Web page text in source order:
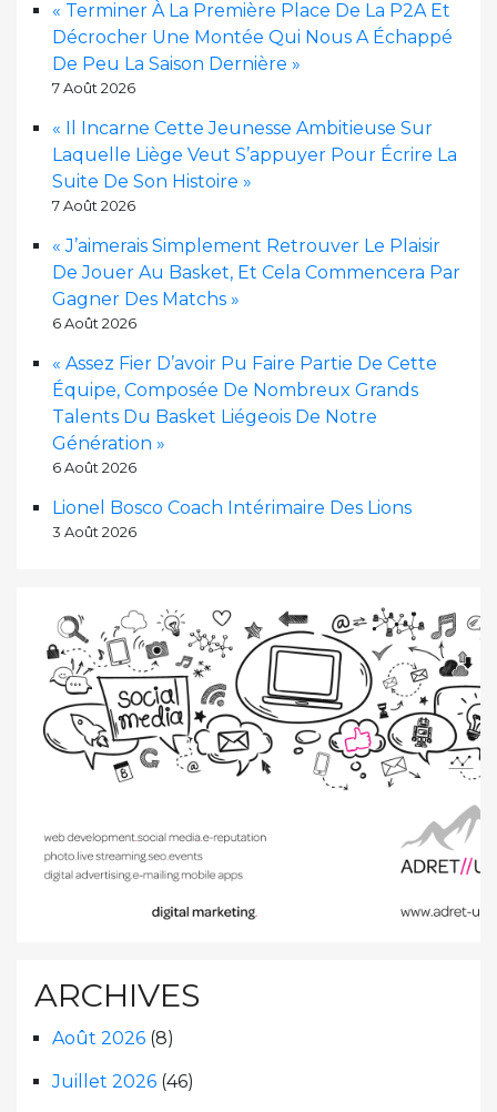
« Terminer À La Première Place De La P2A Et
Décrocher Une Montée Qui Nous A Échappé
De Peu La Saison Dernière »
7 Août 2026
« Il Incarne Cette Jeunesse Ambitieuse Sur
Laquelle Liège Veut S’appuyer Pour Écrire La
Suite De Son Histoire »
7 Août 2026
« J’aimerais Simplement Retrouver Le Plaisir
De Jouer Au Basket, Et Cela Commencera Par
Gagner Des Matchs »
6 Août 2026
« Assez Fier D’avoir Pu Faire Partie De Cette
Équipe, Composée De Nombreux Grands
Talents Du Basket Liégeois De Notre
Génération »
6 Août 2026
Lionel Bosco Coach Intérimaire Des Lions
3 Août 2026
ARCHIVES
Août 2026 (8)
Juillet 2026 (46)